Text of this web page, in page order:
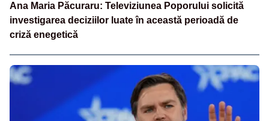
Ana Maria Păcuraru: Televiziunea Poporului solicită
investigarea deciziilor luate în această perioadă de
criză enegetică